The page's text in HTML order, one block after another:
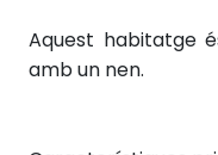
Aquest habitatge
amb un nen.